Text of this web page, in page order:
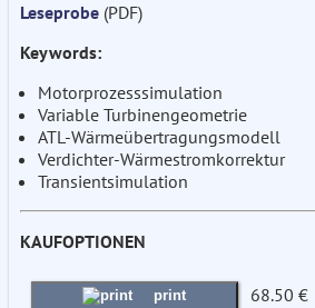
Leseprobe (PDF)
Keywords:
Motorprozesssimulation
Variable Turbinengeometrie
ATL-Wärmeübertragungsmodell
Verdichter-Wärmestromkorrektur
Transientsimulation
KAUFOPTIONEN
print 68.50 €